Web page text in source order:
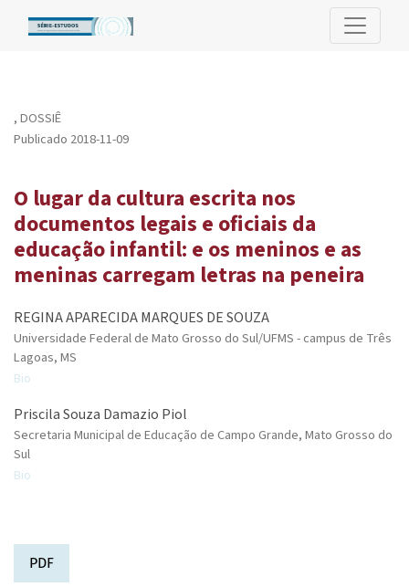
O lugar da cultura escrita nos documentos legais e oficiais da
,DOSSIÊ
O lugar da cultura escrita nos
documentos legais e oficiais da
educação infantil: e os meninos e as
meninas carregam letras na peneira
Publicado 2018-11-09
REGINA APARECIDA MARQUES DE SOUZA
Universidade Federal de Mato Grosso do Sul/UFMS - campus de Três
Lagoas, MS
Bio
Priscila Souza Damazio Piol
Secretaria Municipal de Educação de Campo Grande, Mato Grosso do
Sul
Bio
PDF